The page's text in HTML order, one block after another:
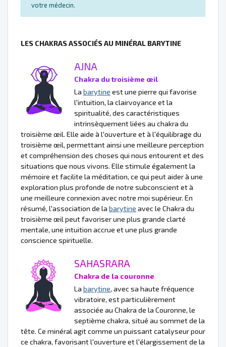
votre médecin.
LES CHAKRAS ASSOCIÉS AU MINÉRAL BARYTINE
AJNA
Chakra du troisième œil
La barytine est une pierre qui favorise
l'intuition, la clairvoyance et la
spiritualité, des caractéristiques
intrinsèquement liées au chakra du
troisième œil. Elle aide à l'ouverture et à l'équilibrage du
troisième œil, permettant ainsi une meilleure perception
et compréhension des choses qui nous entourent et des
situations que nous vivons. Elle stimule également la
mémoire et facilite la méditation, ce qui peut aider à une
exploration plus profonde de notre subconscient et à
une meilleure connexion avec notre moi supérieur. En
résumé, l'association de la barytine avec le Chakra du
troisième œil peut favoriser une plus grande clarté
mentale, une intuition accrue et une plus grande
conscience spirituelle.
SAHASRARA
Chakra de la couronne
La barytine, avec sa haute fréquence
vibratoire, est particulièrement
associée au Chakra de la Couronne, le
septième chakra, situé au sommet de la
tête. Ce minéral agit comme un puissant catalyseur pour
ce chakra, favorisant l'ouverture et l'élargissement de la